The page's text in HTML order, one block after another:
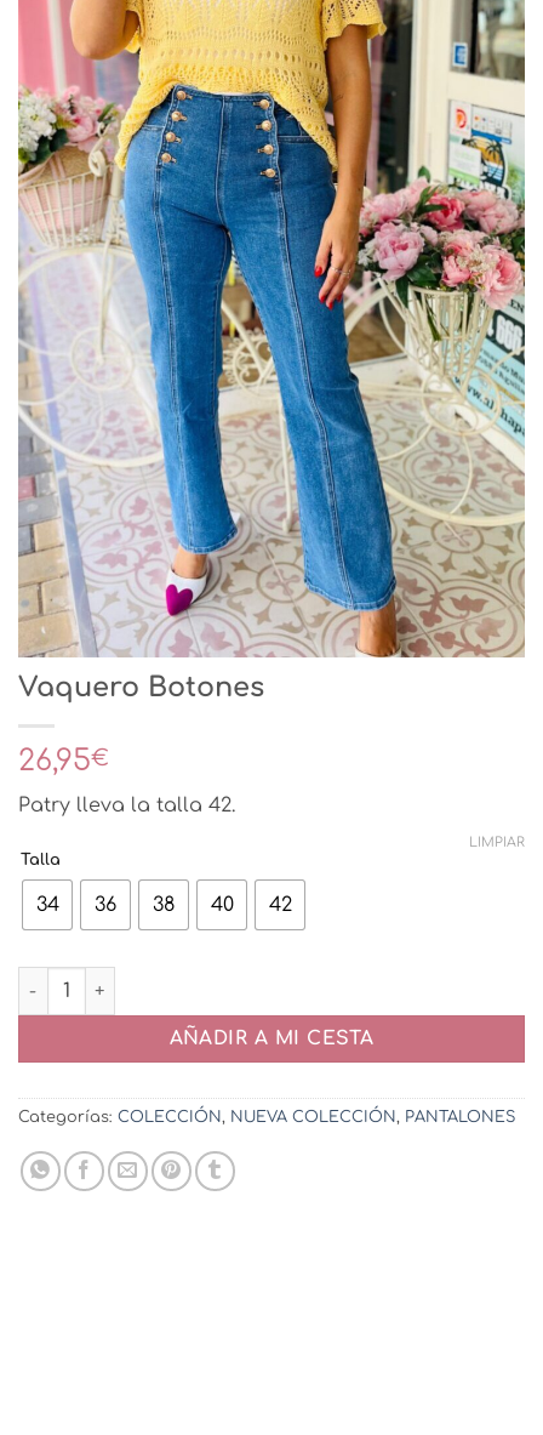
Vaquero Botones
26,95€
Patry lleva la talla 42.
Talla
34 36 38 40 42
LIMPIAR
Vaquero Botones cantidad
AÑADIR A MI CESTA
Categorías: COLECCIÓN, NUEVA COLECCIÓN, PANTALONES